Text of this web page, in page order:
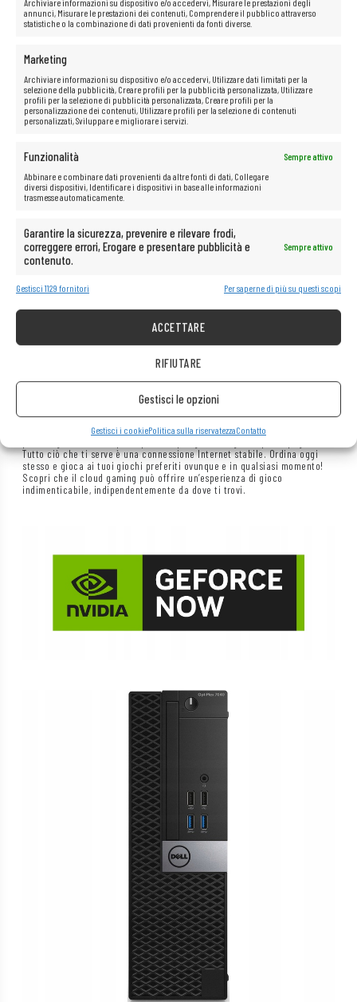
annunci, Misurare le prestazioni dei contenuti, Comprendere il pubblico attraverso
statistiche o la combinazione di dati provenienti da fonti diverse.
Marketing
Archiviare informazioni su dispositivo e/o accedervi, Utilizzare dati limitati per la
selezione della pubblicità, Creare profili per la pubblicità personalizzata, Utilizzare
profili per la selezione di pubblicità personalizzata, Creare profili per la
personalizzazione dei contenuti, Utilizzare profili per la selezione di contenuti
personalizzati, Sviluppare e migliorare i servizi.
Funzionalità
Sempre attivo
Abbinare e combinare dati provenienti da altre fonti di dati, Collegare
diversi dispositivi, Identificare i dispositivi in base alle informazioni
trasmesse automaticamente.
Garantire la sicurezza, prevenire e rilevare frodi,
correggere errori, Erogare e presentare pubblicità e
contenuto.
Sempre attivo
Gestisci 1129 fornitori Per saperne di più su questi scopi
ACCETTARE
RIFIUTARE
Gestisci le opzioni
Gestisci i cookiePolitica sulla riservatezzaContatto
Possibilità multimediali illimitate a
portata di mano!
Guarda senza problemi film e ascolta musica in alta qualità da
piattaforme come Netflix, HBO, Amazon, YouTube, Spotify e Facebook.
Non vuoi investire in attrezzature costose, ma hai voglia di giocare ai
giochi più recenti? Abbiamo la soluzione che fa per te! Il nostro laptop
Elitebook con il servizioGeForce Nowè la scelta ideale per ogni
appassionato di giochi. Grazie all’applicazioneGeForce Now
Tutto ciò che ti serve è una connessione Internet stabile. Ordina oggi
stesso e gioca ai tuoi giochi preferiti ovunque e in qualsiasi momento!
Scopri che il cloud gaming può offrire un’esperienza di gioco
indimenticabile, indipendentemente da dove ti trovi.